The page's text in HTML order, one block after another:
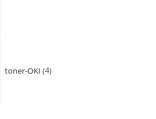
toner-OKI 4